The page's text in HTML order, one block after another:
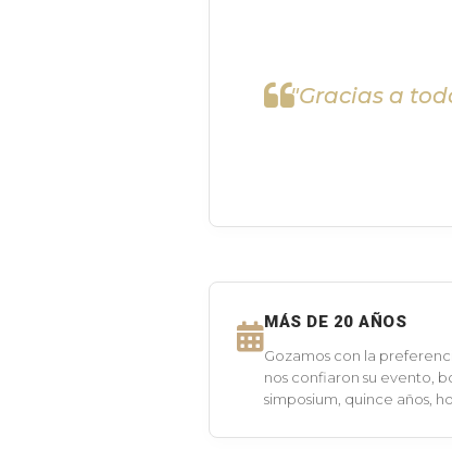
"Gracias a
MÁS DE 20 AÑOS
Gozamos con la
nos confiaron su evento,
simposium, quince años,